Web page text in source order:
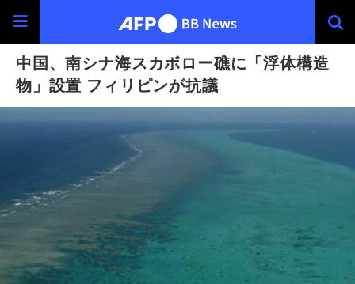
中国、南シナ海スカボロー礁に「浮体構造
物」設置 フィリピンが抗議